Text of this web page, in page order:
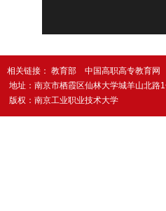
相关链接： 教育部 中国高职高专教育网
地址：南京市栖霞区仙林大学城羊山北路
版权：南京工业职业技术大学